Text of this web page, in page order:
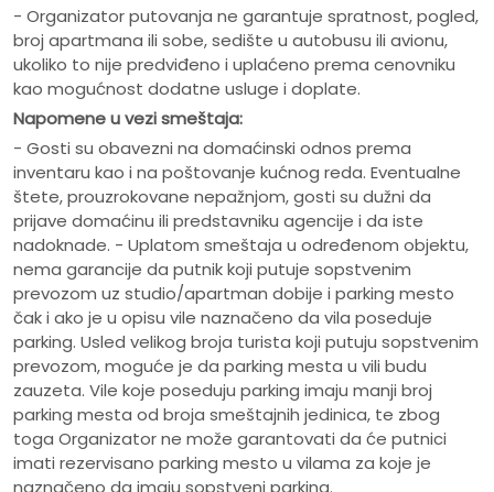
- Organizator putovanja ne garantuje spratnost, pogled,
broj apartmana ili sobe, sedište u autobusu ili avionu,
ukoliko to nije predviđeno i uplaćeno prema cenovniku
kao mogućnost dodatne usluge i doplate.
Napomene u vezi smeštaja:
- Gosti su obavezni na domaćinski odnos prema
inventaru kao i na poštovanje kućnog reda. Eventualne
štete, prouzrokovane nepažnjom, gosti su dužni da
prijave domaćinu ili predstavniku agencije i da iste
nadoknade. - Uplatom smeštaja u određenom objektu,
nema garancije da putnik koji putuje sopstvenim
prevozom uz studio/apartman dobije i parking mesto
čak i ako je u opisu vile naznačeno da vila poseduje
parking. Usled velikog broja turista koji putuju sopstvenim
prevozom, moguće je da parking mesta u vili budu
zauzeta. Vile koje poseduju parking imaju manji broj
parking mesta od broja smeštajnih jedinica, te zbog
toga Organizator ne može garantovati da će putnici
imati rezervisano parking mesto u vilama za koje je